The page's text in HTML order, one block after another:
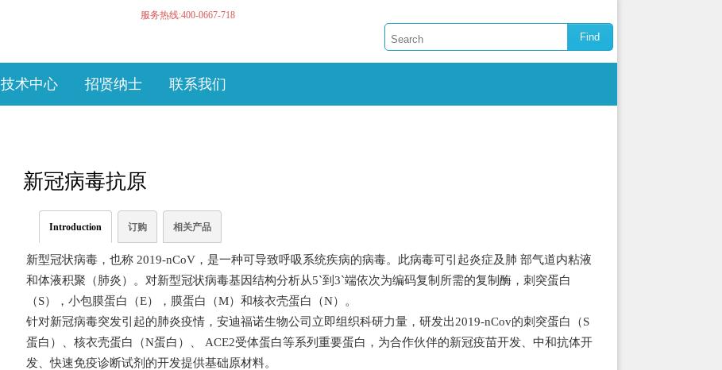
服务热线:400-0667-718
技术中心 招贤纳士 联系我们
新冠病毒抗原
Introduction 订购 相关产品
新型冠状病毒，也称 2019-nCoV，是一种可导致呼吸系统疾病的病毒。此病毒可引起炎症及肺 部气道内粘液
和体液积聚（肺炎）。对新型冠状病毒基因结构分析从5`到3`端依次为编码复制所需的复制酶，刺突蛋白
（S），小包膜蛋白（E），膜蛋白（M）和核衣壳蛋白（N）。
针对新冠病毒突发引起的肺炎疫情，安迪福诺生物公司立即组织科研力量，研发出2019-nCov的刺突蛋白（S
蛋白）、核衣壳蛋白（N蛋白）、 ACE2受体蛋白等系列重要蛋白，为合作伙伴的新冠疫苗开发、中和抗体开
发、快速免疫诊断试剂的开发提供基础原材料。